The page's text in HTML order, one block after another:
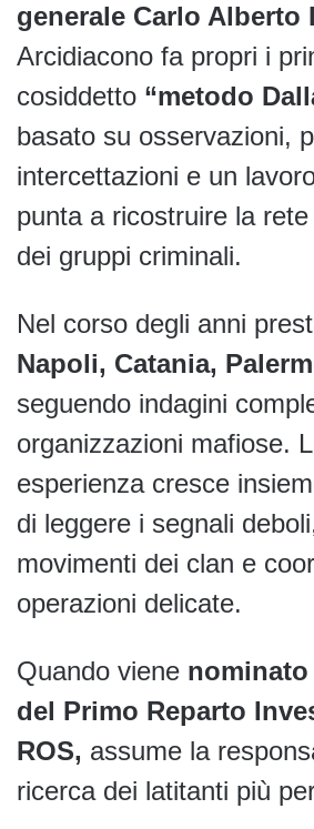
generale Carlo Alberto
Arcidiacono fa propri i
cosiddetto “metodo
basato su osservazioni,
intercettazioni e un
punta a ricostruire la
dei gruppi criminali.
Nel corso degli anni
Napoli, Catania,
seguendo indagini
organizzazioni mafiose.
esperienza cresce
di leggere i segnali
movimenti dei clan e
operazioni delicate.
Quando viene
del Primo Reparto
ROS, assume la
ricerca dei latitanti più